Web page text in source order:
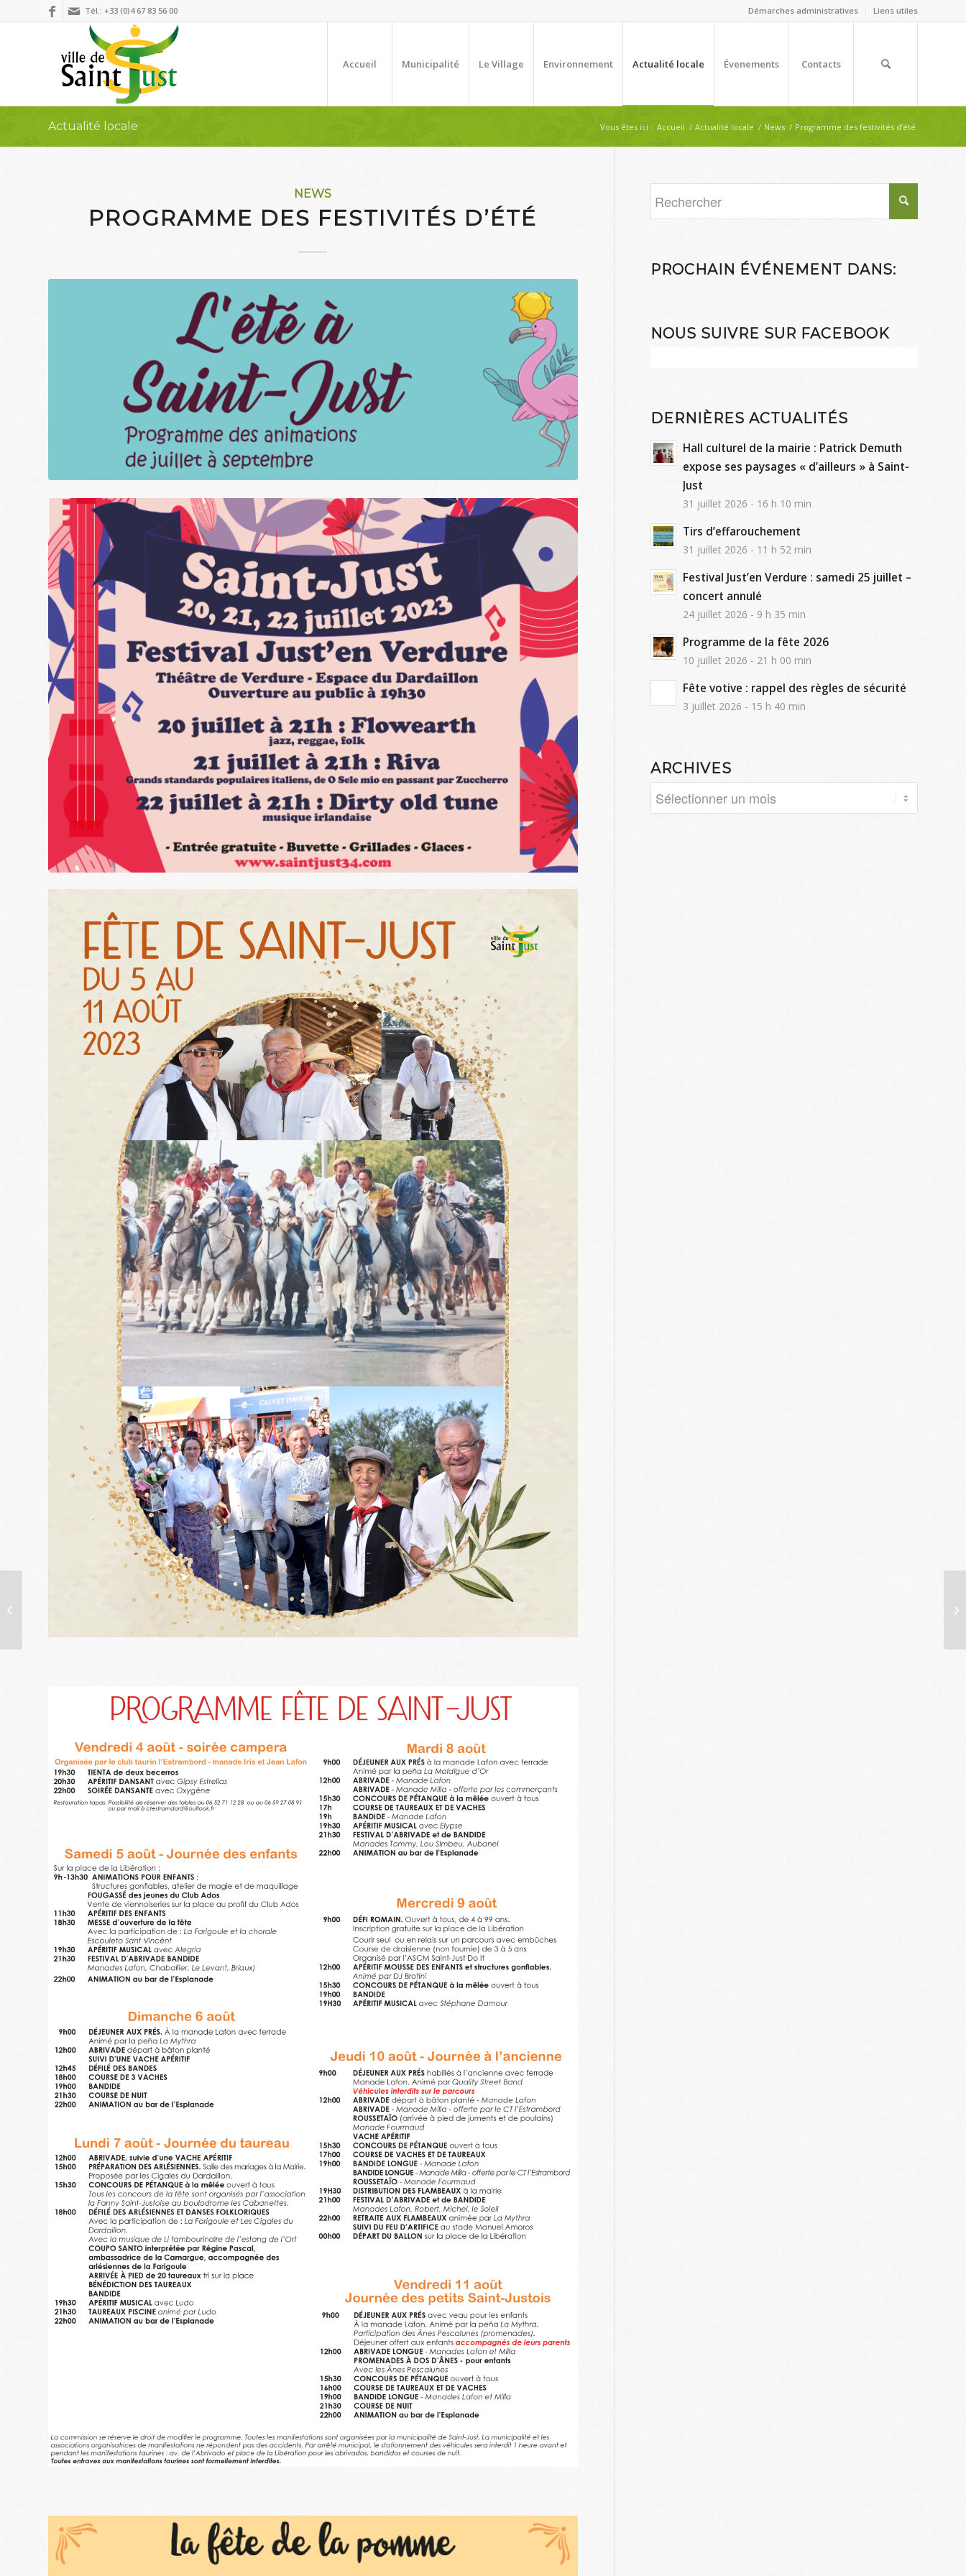
Démarches administratives Liens utiles
Tél.: +33 (0)4 67 83 56 00
Accueil Municipalité Le Village Environnement Actualité locale Évenements Contacts
Actualité locale Vous êtes ici : Accueil / Actualité locale / News / Programme des festivités d’été
NEWS
PROGRAMME DES FESTIVITÉS D’ÉTÉ
PROCHAIN ÉVÉNEMENT DANS:
NOUS SUIVRE SUR FACEBOOK
DERNIÈRES ACTUALITÉS
Hall culturel de la mairie : Patrick Demuth
expose ses paysages « d’ailleurs » à Saint-
Just
31 juillet 2026 - 16 h 10 min
Tirs d’effarouchement
31 juillet 2026 - 11 h 52 min
Festival Just’en Verdure : samedi 25 juillet –
concert annulé
24 juillet 2026 - 9 h 35 min
Programme de la fête 2026
10 juillet 2026 - 21 h 00 min
Fête votive : rappel des règles de sécurité
3 juillet 2026 - 15 h 40 min
ARCHIVES